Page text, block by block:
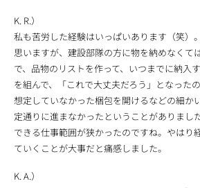
K. R.）
私も苦労した経験はいっぱいあります（笑）
思いますが、建設部隊の方に物を納めなくて
で、品物のリストを作って、いつまでに納入
を組んで、「これで大丈夫だろう」となった
想定していなかった梱包を開けるなどの細か
定通りに進まなかったということがありまし
できる仕事範囲が狭かったのですね。やはり
ていくことが大事だと痛感しました。
K. A.）